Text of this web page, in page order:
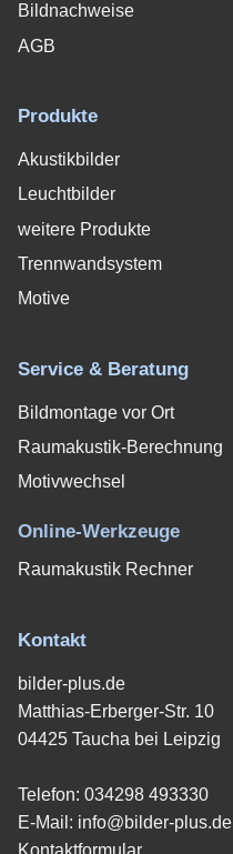
Bildnachweise
AGB
Produkte
Akustikbilder
Leuchtbilder
weitere Produkte
Trennwandsystem
Motive
Service & Beratung
Bildmontage vor Ort
Raumakustik-Berechnung
Motivwechsel
Online-Werkzeuge
Raumakustik Rechner
Kontakt
bilder-plus.de
Matthias-Erberger-Str. 10
04425 Taucha bei Leipzig
Telefon: 034298 493330
E-Mail: info@bilder-plus.de
Kontaktformular